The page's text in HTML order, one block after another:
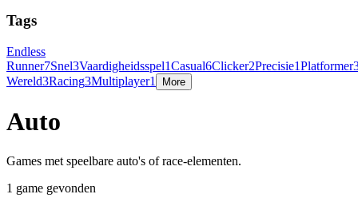
Tags
Endless
Runner7Snel3Vaardigheidsspel1Casual6Clicker2Precisie1Platformer
Wereld3Racing3Multiplayer1 More
Auto
Games met speelbare auto's of race-elementen.
1 game gevonden